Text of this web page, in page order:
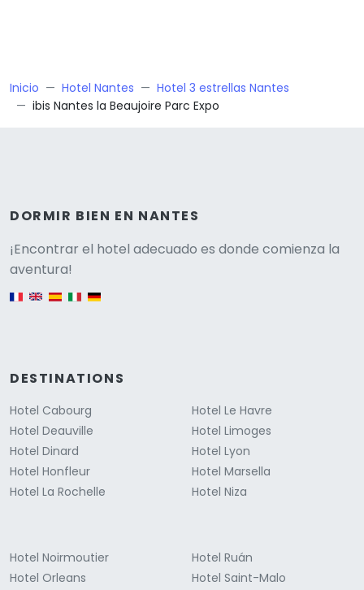
Inicio Hotel Nantes
Hotel 3 estrellas Nantes
ibis Nantes la Beaujoire Parc Expo
DORMIR BIEN EN NANTES
¡Encontrar el hotel adecuado es donde comienza la
aventura!
English version
DESTINATIONS
Hotel Cabourg
Hotel Deauville
Hotel Dinard
Hotel Honfleur
Hotel La Rochelle
Hotel Le Havre
Hotel Limoges
Hotel Lyon
Hotel Marsella
Hotel Niza
Hotel Noirmoutier
Hotel Orleans
Hotel Ruán
Hotel Saint-Malo